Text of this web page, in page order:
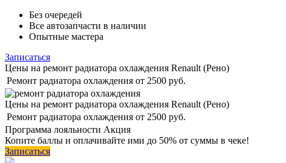
Без очередей
Все автозапчасти в наличии
Опытные мастера
Записаться
Цены на ремонт радиатора охлаждения Renault (Рено)
Ремонт радиатора охлаждения от 2500 руб.
Цены на ремонт радиатора охлаждения Renault (Рено)
Ремонт радиатора охлаждения от 2500 руб.
Программа лояльности Акция
Копите баллы и оплачивайте ими до 50% от суммы в чеке!
Записаться